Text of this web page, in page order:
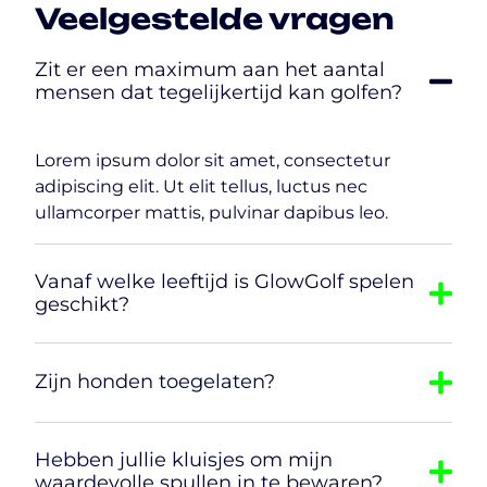
Veelgestelde vragen
Zit er een maximum aan het aantal
mensen dat tegelijkertijd kan golfen?
Lorem ipsum dolor sit amet, consectetur
adipiscing elit. Ut elit tellus, luctus nec
ullamcorper mattis, pulvinar dapibus leo.
Vanaf welke leeftijd is GlowGolf spelen
geschikt?
Zijn honden toegelaten?
Hebben jullie kluisjes om mijn